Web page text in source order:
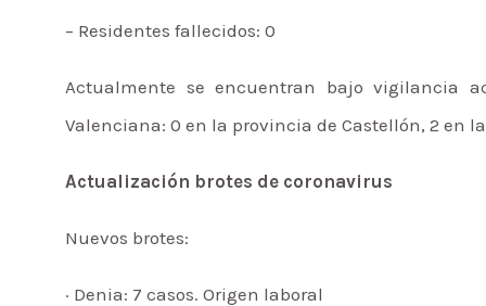
– Residentes fallecidos: 0
Actualmente se encuentran bajo vigilancia
Valenciana: 0 en la provincia de Castellón, 2 en
Actualización brotes de coronavirus
Nuevos brotes:
· Denia: 7 casos. Origen laboral